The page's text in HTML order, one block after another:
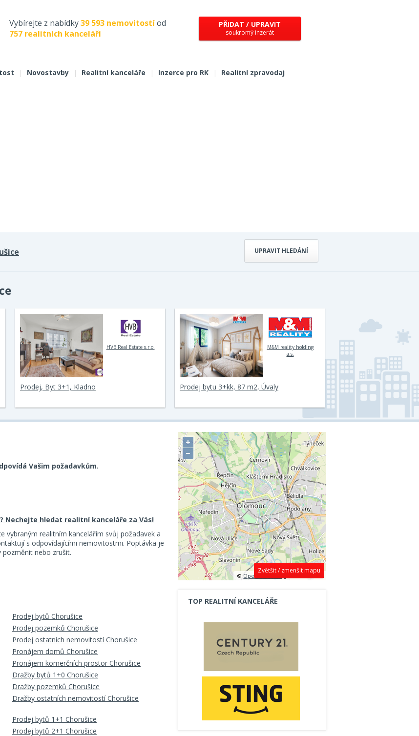
Vybírejte z nabídky39 593 nemovitostíod
757 realitních kanceláří
PŘIDAT / UPRAVIT
soukromý inzerát
| Novostavby | Realitní kanceláře | Inzerce pro RK | Realitní zpravodaj
UPRAVIT HLEDÁNÍ
HVB Real Estate s.r.o.
Prodej, Byt 3+1, Kladno
M&M reality holding
a.s.
Prodej bytu 3+kk, 87 m2, Úvaly
Vašim požadavkům.
Nechejte hledat realitní kanceláře za Vás!
vybraným realitním kancelářím svůj požadavek a
s odpovídajícími nemovitostmi. Poptávka je
pozměnit nebo zrušit.
Prodej bytů Chorušice
Prodej pozemků Chorušice
Prodej ostatních nemovitostí Chorušice
Pronájem domů Chorušice
Pronájem komerčních prostor Chorušice
Dražby bytů 1+0 Chorušice
Dražby pozemků Chorušice
Dražby ostatních nemovitostí Chorušice
Prodej bytů 1+1 Chorušice
Prodej bytů 2+1 Chorušice
Zvětšit / zmenšit mapu
+
−
©OpenStreetMap contributors.
TOP REALITNÍ KANCELÁŘE